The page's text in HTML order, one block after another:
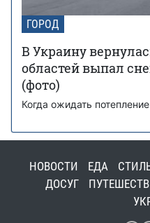
ГОРОД
В Украину
областей выпал
(фото)
Когда ожидать потепление
НОВОСТИ ЕДА
ДОСУГ